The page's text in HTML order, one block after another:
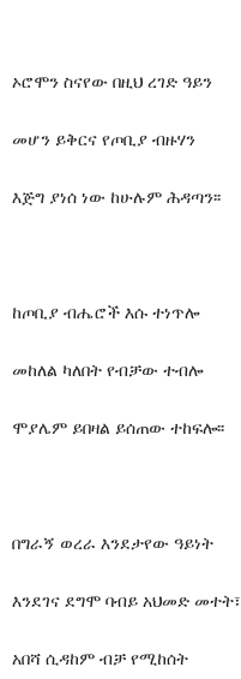
ኦሮሞን ስናየው በዚህ ረገድ ዓይን
መሆን ይቅርና የጦቢያ ብዙሃን
እጅግ ያነሰ ነው ከሁሉም ሕዳጣን፡፡
ከጦቢያ ብሔሮች እሱ ተነጥሎ
መከለል ካለበት የብቻው ተብሎ
ሞያሌም ይበዛል ይሰጠው ተከፍሎ፡፡
በግራኝ ወረራ እንደታየው ዓይነት
እንደገና ደግሞ ባብይ አህመድ መተት፣
አበሻ ሲዳከም ብቻ የሚከሰት